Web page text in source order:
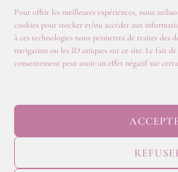
Pour offrir les meilleures expériences, nous
cookies pour stocker et/ou accéder aux
à ces technologies nous permettra de traiter des
navigation ou les ID uniques sur ce site. Le fait
consentement peut avoir un effet négatif sur
LEGALES
CGV
COOKIES
© 2026JULY ON